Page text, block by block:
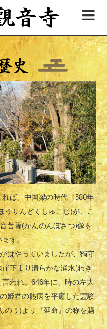
ば、中国梁の時代〈580年
うりんどくしゅこじ)が、こ
菩薩(かんのんぼさつ)像を
ます。
はやっていましたが、獨守
下より清らかな涌水(わき
われ、646年に、時の左大
姫君の熱病を平癒した霊験
のう)より『延命』の称を賜